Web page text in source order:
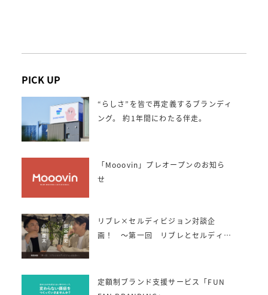
シ
ン
PICK UP
“らしさ”を皆で再定義するブランディ
ング。 約1年間にわたる伴走。
「Mooovin」プレオープンのお知ら
せ
リブレ×セルディビジョン対談企
画！ 〜第一回 リブレとセルディビ
定額制ブランド支援サービス「FUN